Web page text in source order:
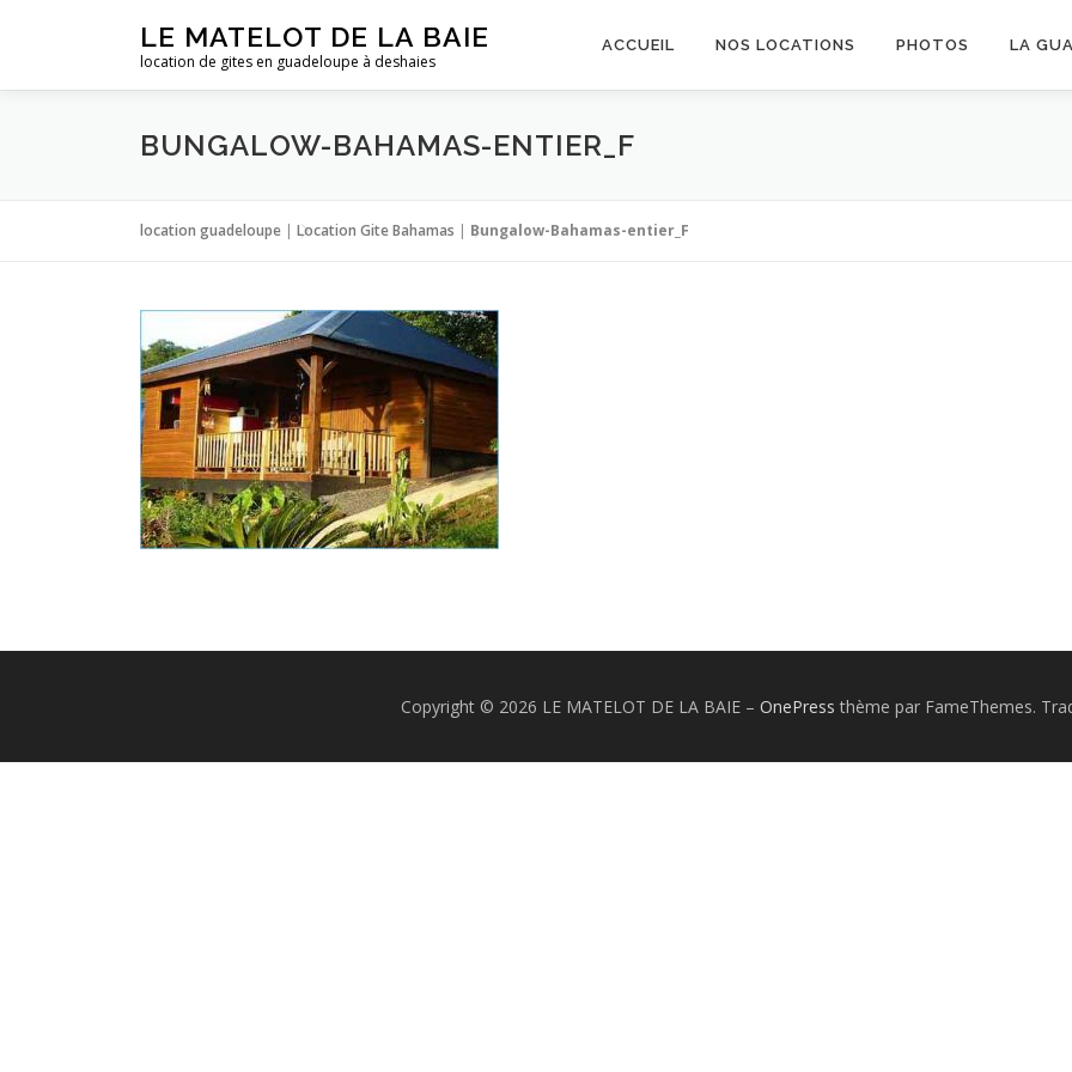
LE MATELOT DE LA BAIE
location de gites en guadeloupe à deshaies
ACCUEIL NOS LOCATIONS PHOTOS LA
BUNGALOW-BAHAMAS-ENTIER_F
location guadeloupe | Location Gite Bahamas | Bungalow-Bahamas-entier_F
Copyright © 2026 LE MATELOT DE LA BAIE – OnePress thème par FameThemes.